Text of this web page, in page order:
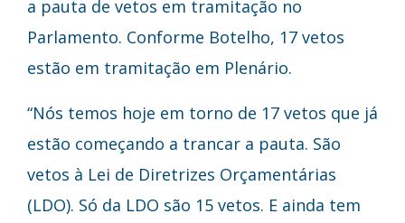
a pauta de vetos em tramitação no
Parlamento. Conforme Botelho, 17 vetos
estão em tramitação em Plenário.
“Nós temos hoje em torno de 17 vetos que já
estão começando a trancar a pauta. São
vetos à Lei de Diretrizes Orçamentárias
(LDO). Só da LDO são 15 vetos. E ainda tem